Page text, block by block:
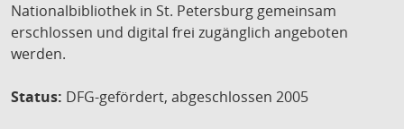
Nationalbibliothek in St. Petersburg gemeinsam
erschlossen und digital frei zugänglich angeboten
werden.
Status: DFG-gefördert, abgeschlossen 2005